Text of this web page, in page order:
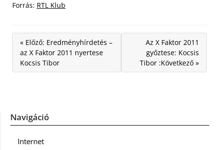
Forrás: RTL Klub
« Előző: Eredményhírdetés –
az X Faktor 2011 nyertese
Kocsis Tibor
Az X Faktor 2011
győztese: Kocsis
Tibor :Következő »
Navigáció
Internet